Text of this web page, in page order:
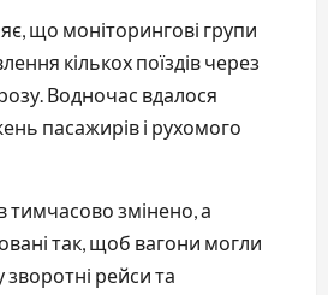
що моніторингові групи
кількох поїздів через
Водночас вдалося
пасажирів і рухомого
тимчасово змінено, а
так, щоб вагони могли
рейси та